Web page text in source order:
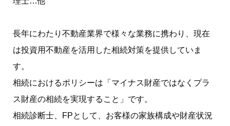
長年にわたり不動産業界で様々な業務に携わり、現在
は投資用不動産を活用した相続対策を提供していま
す。
相続におけるポリシーは「マイナス財産ではなくプラ
ス財産の相続を実現すること」です。
相続診断士、FPとして、お客様の家族構成や財産状況